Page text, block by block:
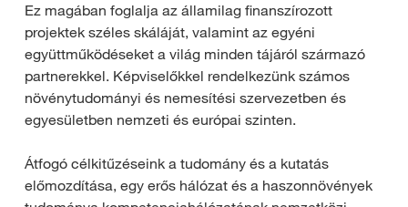
Ez magában foglalja az államilag finanszírozott
projektek széles skáláját, valamint az egyéni
együttműködéseket a világ minden tájáról származó
partnerekkel. Képviselőkkel rendelkezünk számos
növénytudományi és nemesítési szervezetben és
egyesületben nemzeti és európai szinten.
Átfogó célkitűzéseink a tudomány és a kutatás
előmozdítása, egy erős hálózat és a haszonnövények